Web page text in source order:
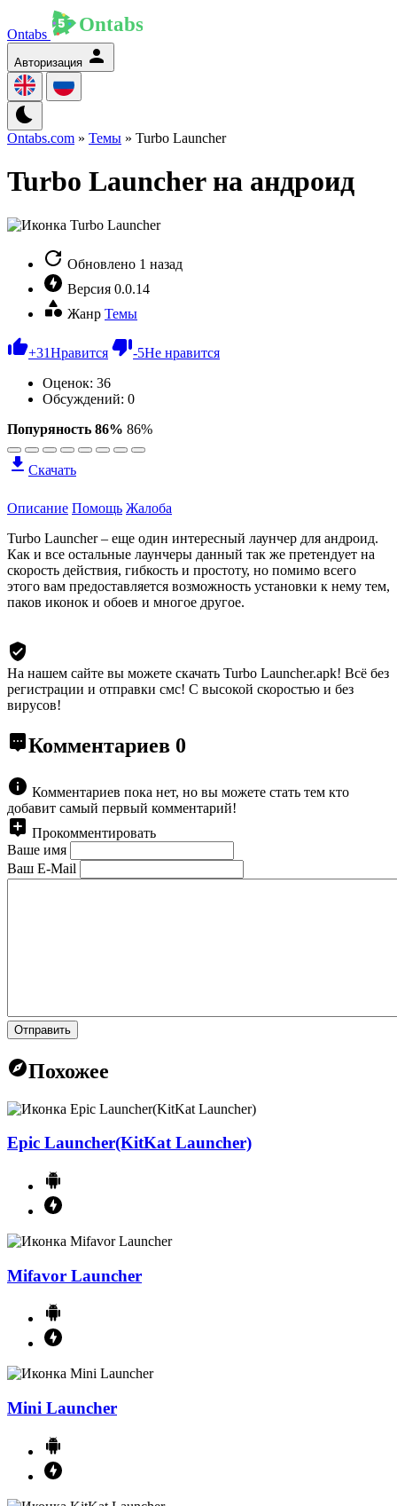
Ontabs
Авторизация
Ontabs.com » Темы » Turbo Launcher
Turbo Launcher на андроид
Обновлено 1 назад
Версия 0.0.14
Жанр Темы
+31Нравится -5Не нравится
Оценок: 36
Обсуждений: 0
Попуряность 86% 86%
Скачать
Описание Помощь Жалоба
Turbo Launcher – еще один интересный лаунчер для андроид.
Как и все остальные лаунчеры данный так же претендует на
скорость действия, гибкость и простоту, но помимо всего
этого вам предоставляется возможность установки к нему тем,
паков иконок и обоев и многое другое.
На нашем сайте вы можете скачать Turbo Launcher.apk! Всё без
регистрации и отправки смс! С высокой скоростью и без
вирусов!
Комментариев 0
Комментариев пока нет, но вы можете стать тем кто
добавит самый первый комментарий!
Прокомментировать
Ваше имя
Ваш E-Mail
Отправить
Похожее
Epic Launcher(KitKat Launcher)
Mifavor Launcher
Mini Launcher